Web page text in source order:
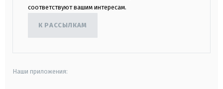
соответствуют вашим интересам.
К РАССЫЛКАМ
Наши приложения: